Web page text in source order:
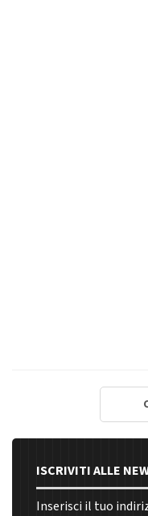
ISCRIVITI ALLE
Inserisci il tuo